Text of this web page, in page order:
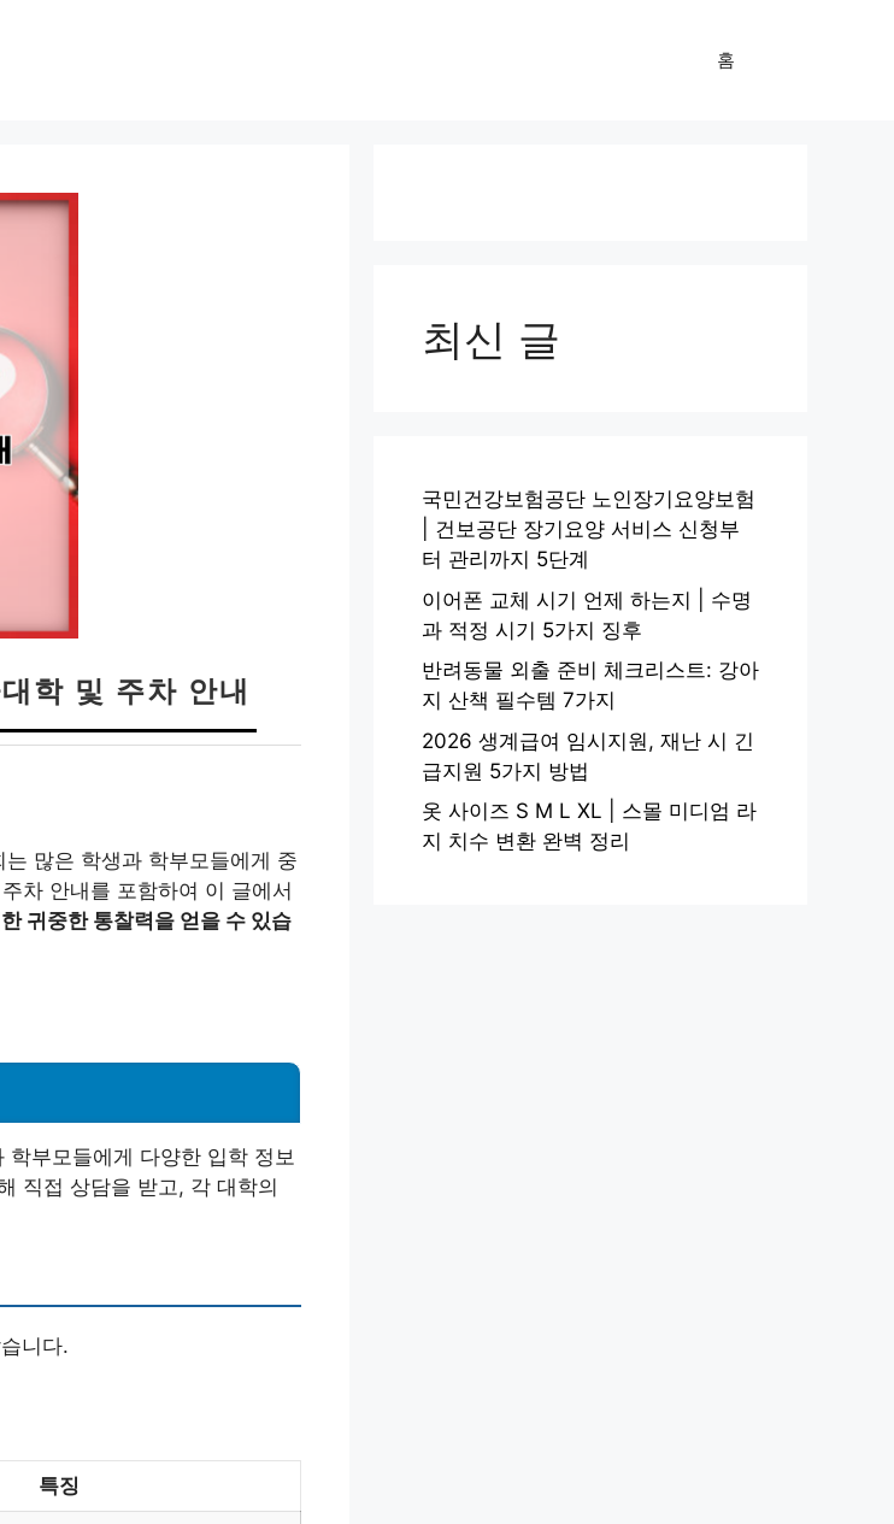
홈
학 및 주차 안내
많은 학생과 학부모들에게 중
차 안내를 포함하여 이 글에서
귀중한 통찰력을 얻을 수 있습
부모들에게 다양한 입학 정보
직접 상담을 받고, 각 대학의
니다.
특징
최신 글
국민건강보험공단 노인장기요양보험
| 건보공단 장기요양 서비스 신청부
터 관리까지 5단계
이어폰 교체 시기 언제 하는지 | 수명
과 적정 시기 5가지 징후
반려동물 외출 준비 체크리스트: 강아
지 산책 필수템 7가지
2026 생계급여 임시지원, 재난 시 긴
급지원 5가지 방법
옷 사이즈 S M L XL | 스몰 미디엄 라
지 치수 변환 완벽 정리